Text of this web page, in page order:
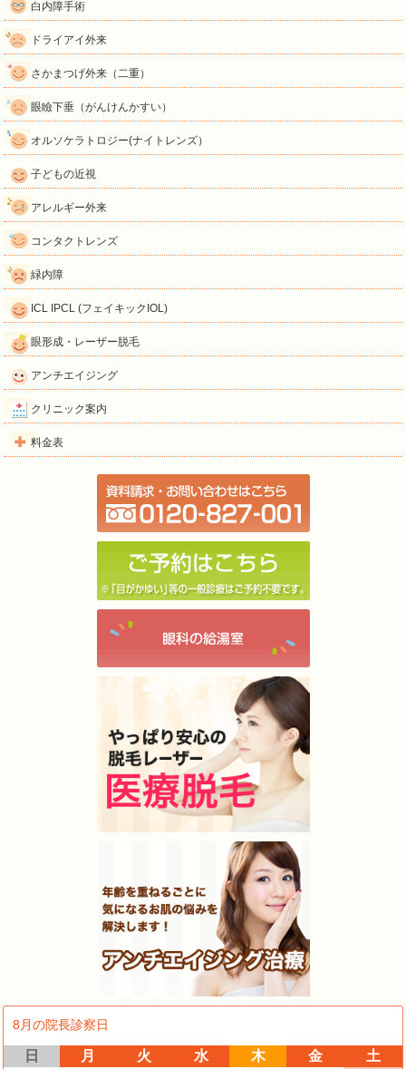
白内障手術
ドライアイ外来
さかまつげ外来（二重）
眼瞼下垂（がんけんかすい）
オルソケラトロジー(ナイトレンズ）
子どもの近視
アレルギー外来
コンタクトレンズ
緑内障
ICL IPCL (フェイキックIOL)
眼形成・レーザー脱毛
アンチエイジング
クリニック案内
料金表
8月の院長診察日
日 月 火 水 木 金
土